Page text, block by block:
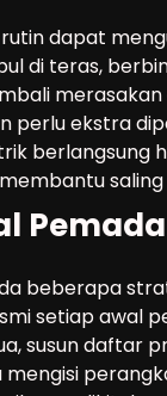
dapat
di teras,
perlu ekstra
berlangsung
beberapa
setiap awal
susun daftar